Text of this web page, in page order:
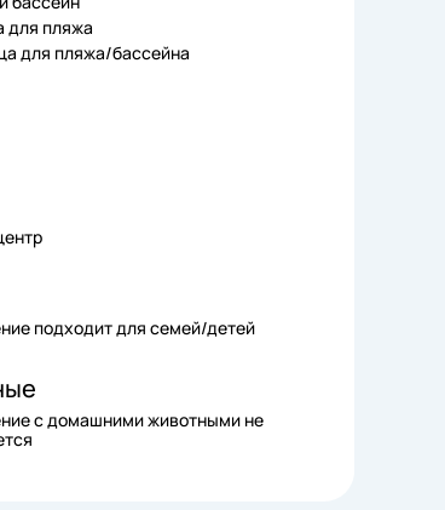
для пляжа
для пляжа/бассейна
подходит для семей/детей
с домашними животными не